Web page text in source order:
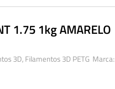
1.75 1kg AMARELO
3D, Filamentos 3D PETG Marca: